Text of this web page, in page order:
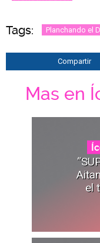
Tags: Planchando el
Compartir
Mas en
el